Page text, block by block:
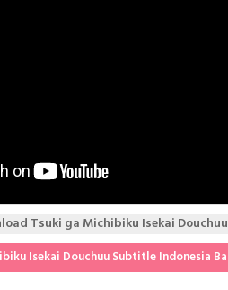
Tsuki ga Michibiku Isekai
Isekai Douchuu Subtitle Indonesia